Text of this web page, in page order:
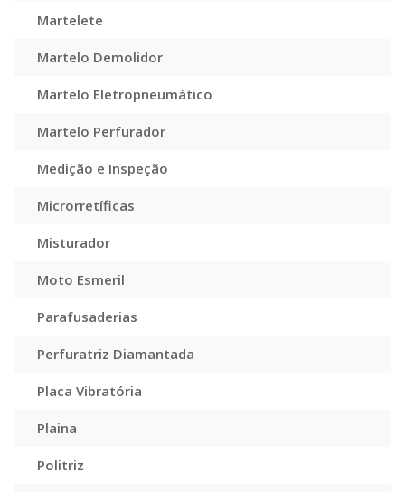
Martelete
Martelo Demolidor
Martelo Eletropneumático
Martelo Perfurador
Medição e Inspeção
Microrretíficas
Misturador
Moto Esmeril
Parafusaderias
Perfuratriz Diamantada
Placa Vibratória
Plaina
Politriz